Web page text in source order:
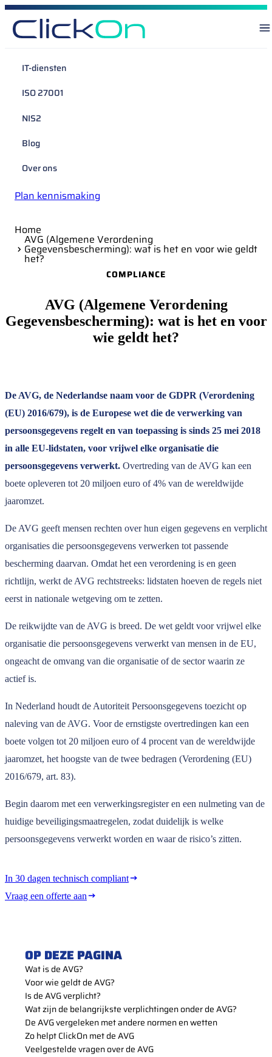
IT-diensten
ISO 27001
NIS2
Blog
Over ons
Plan kennismaking
Home
AVG (Algemene Verordening
Gegevensbescherming): wat is het en voor wie geldt
het?
COMPLIANCE
AVG (Algemene Verordening
Gegevensbescherming): wat is het en voor
wie geldt het?
De AVG, de Nederlandse naam voor de GDPR (Verordening
(EU) 2016/679), is de Europese wet die de verwerking van
persoonsgegevens regelt en van toepassing is sinds 25 mei 2018
in alle EU-lidstaten, voor vrijwel elke organisatie die
persoonsgegevens verwerkt. Overtreding van de AVG kan een
boete opleveren tot 20 miljoen euro of 4% van de wereldwijde
jaaromzet.
De AVG geeft mensen rechten over hun eigen gegevens en verplicht
organisaties die persoonsgegevens verwerken tot passende
bescherming daarvan. Omdat het een verordening is en geen
richtlijn, werkt de AVG rechtstreeks: lidstaten hoeven de regels niet
eerst in nationale wetgeving om te zetten.
De reikwijdte van de AVG is breed. De wet geldt voor vrijwel elke
organisatie die persoonsgegevens verwerkt van mensen in de EU,
ongeacht de omvang van die organisatie of de sector waarin ze
actief is.
In Nederland houdt de Autoriteit Persoonsgegevens toezicht op
naleving van de AVG. Voor de ernstigste overtredingen kan een
boete volgen tot 20 miljoen euro of 4 procent van de wereldwijde
jaaromzet, het hoogste van de twee bedragen (Verordening (EU)
2016/679, art. 83).
Begin daarom met een verwerkingsregister en een nulmeting van de
huidige beveiligingsmaatregelen, zodat duidelijk is welke
persoonsgegevens verwerkt worden en waar de risico’s zitten.
In 30 dagen technisch compliant
Vraag een offerte aan
OP DEZE PAGINA
Wat is de AVG?
Voor wie geldt de AVG?
Is de AVG verplicht?
Wat zijn de belangrijkste verplichtingen onder de AVG?
De AVG vergeleken met andere normen en wetten
Zo helpt ClickOn met de AVG
Veelgestelde vragen over de AVG